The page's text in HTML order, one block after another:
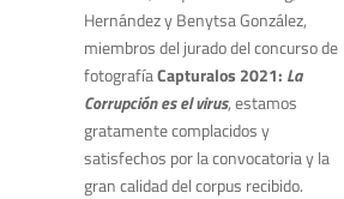
Hernández y Benytsa González,
miembros del jurado del concurso de
fotografíaCapturalos 2021: La
Corrupción es el virus, estamos
gratamente complacidos y
satisfechos por la convocatoria y la
gran calidad del corpus recibido.